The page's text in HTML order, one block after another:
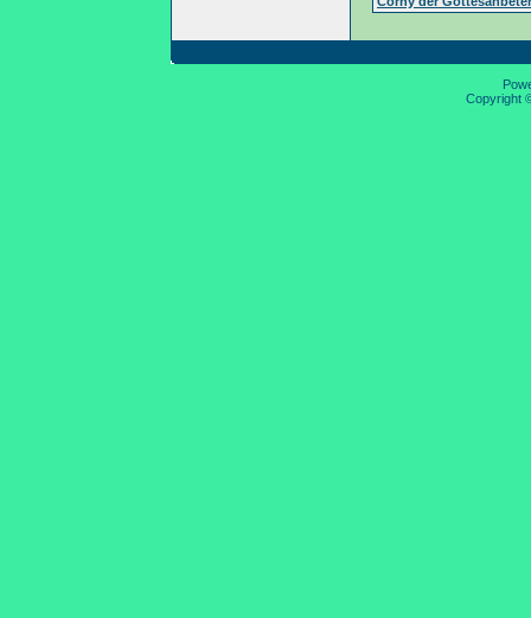
Copyright